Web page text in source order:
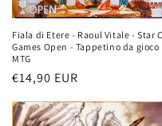
Fiala di Etere - Raoul Vitale - Star
Games Open - Tappetino da gioco
MTG
Prezzo
listino
€14,90 EUR